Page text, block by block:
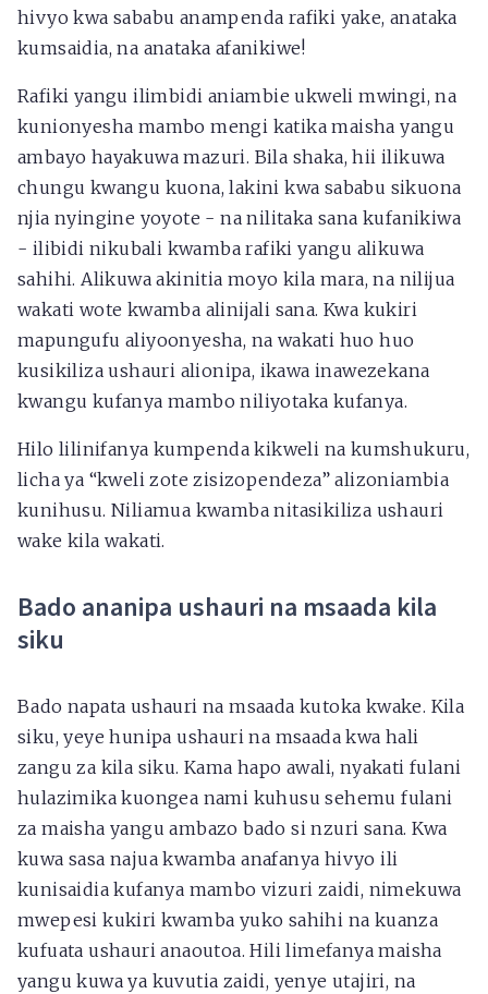
hivyo kwa sababu anampenda rafiki yake, anataka
kumsaidia, na anataka afanikiwe!
Rafiki yangu ilimbidi aniambie ukweli mwingi, na
kunionyesha mambo mengi katika maisha yangu
ambayo hayakuwa mazuri. Bila shaka, hii ilikuwa
chungu kwangu kuona, lakini kwa sababu sikuona
njia nyingine yoyote - na nilitaka sana kufanikiwa
- ilibidi nikubali kwamba rafiki yangu alikuwa
sahihi. Alikuwa akinitia moyo kila mara, na nilijua
wakati wote kwamba alinijali sana. Kwa kukiri
mapungufu aliyoonyesha, na wakati huo huo
kusikiliza ushauri alionipa, ikawa inawezekana
kwangu kufanya mambo niliyotaka kufanya.
Hilo lilinifanya kumpenda kikweli na kumshukuru,
licha ya “kweli zote zisizopendeza” alizoniambia
kunihusu. Niliamua kwamba nitasikiliza ushauri
wake kila wakati.
Bado ananipa ushauri na msaada kila
siku
Bado napata ushauri na msaada kutoka kwake. Kila
siku, yeye hunipa ushauri na msaada kwa hali
zangu za kila siku. Kama hapo awali, nyakati fulani
hulazimika kuongea nami kuhusu sehemu fulani
za maisha yangu ambazo bado si nzuri sana. Kwa
kuwa sasa najua kwamba anafanya hivyo ili
kunisaidia kufanya mambo vizuri zaidi, nimekuwa
mwepesi kukiri kwamba yuko sahihi na kuanza
kufuata ushauri anaoutoa. Hili limefanya maisha
yangu kuwa ya kuvutia zaidi, yenye utajiri, na